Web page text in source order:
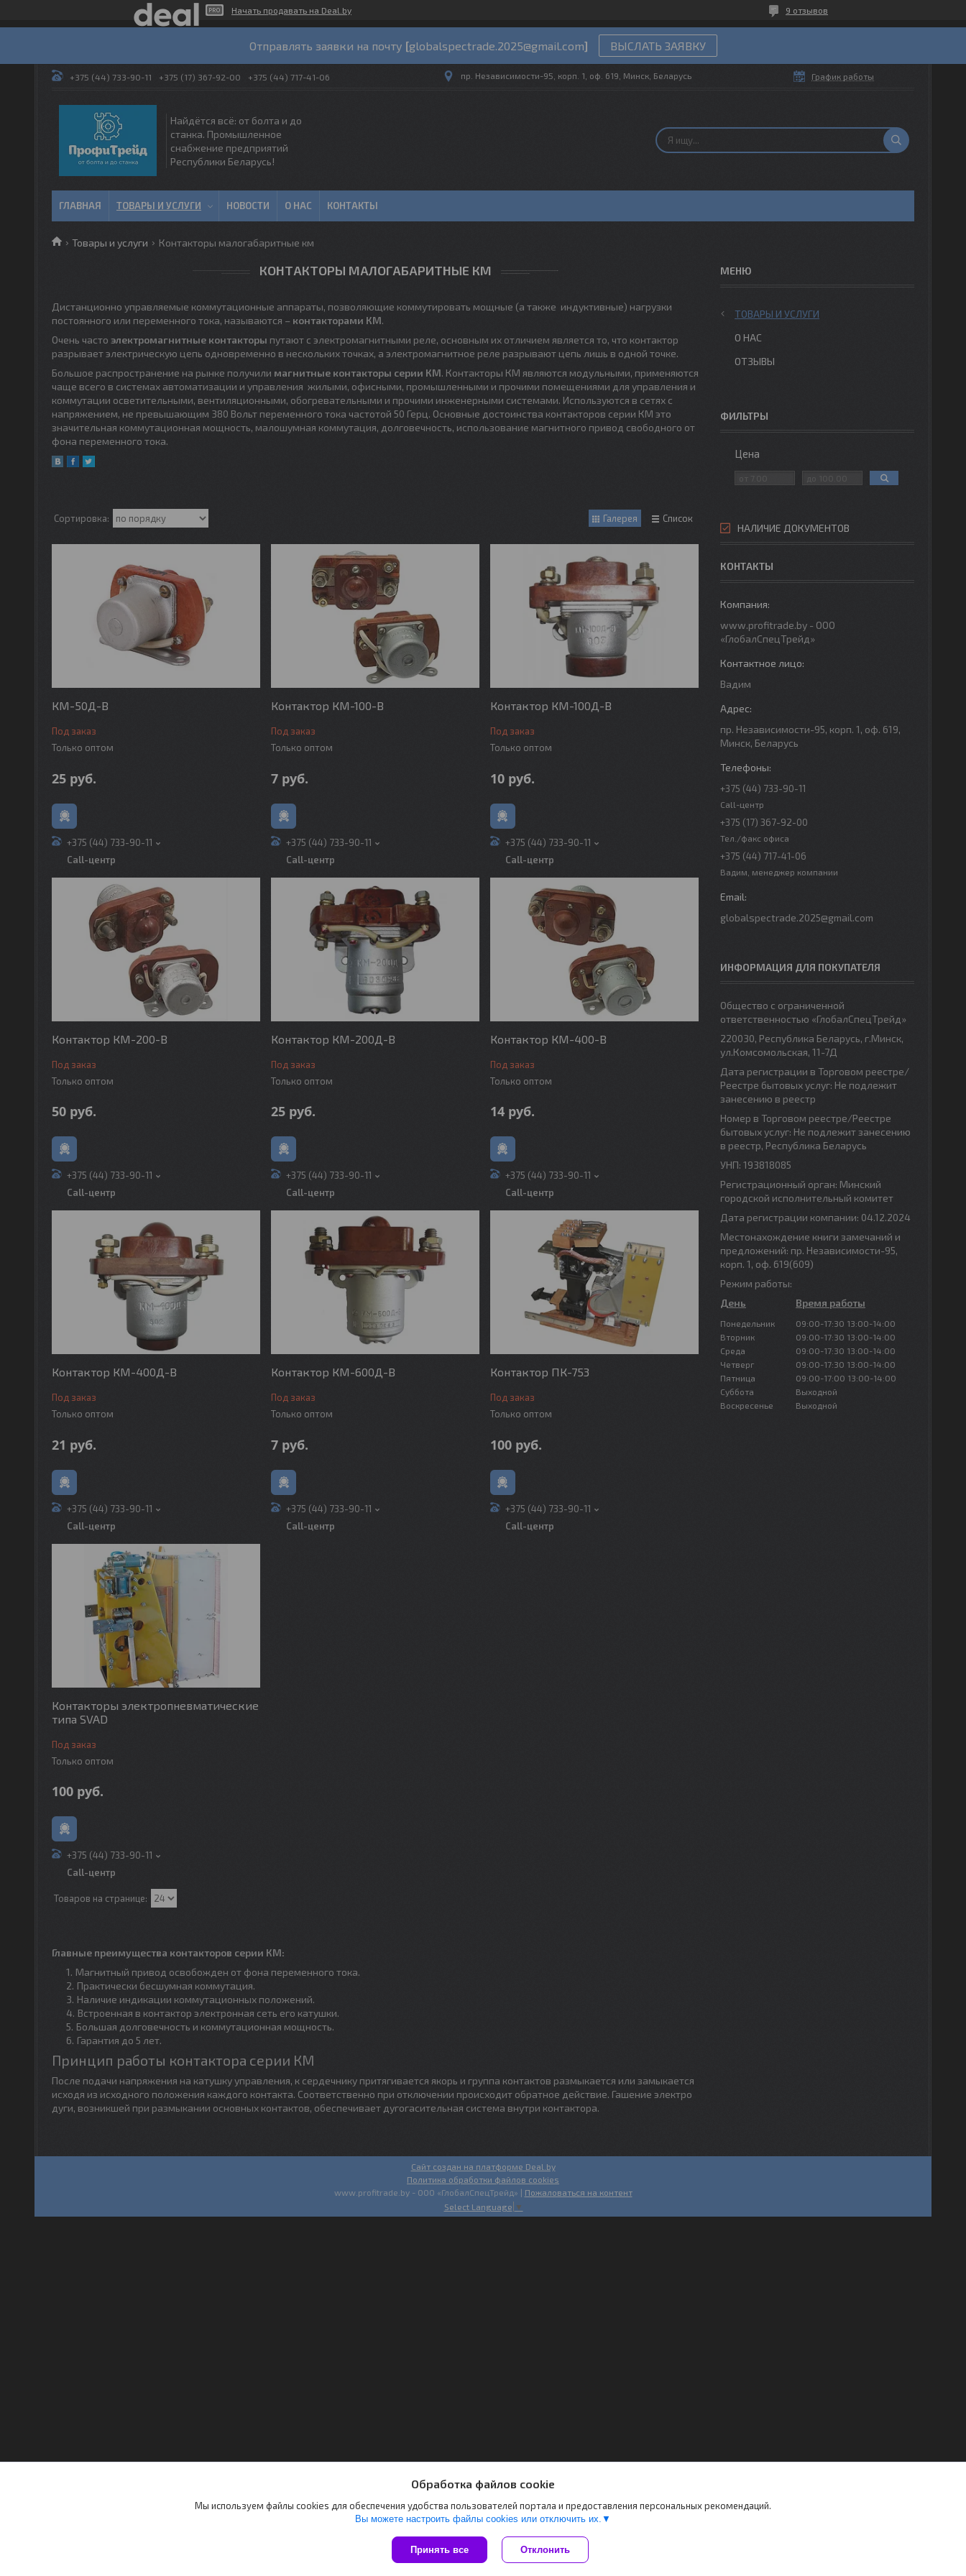
Начать продавать на Deal.by 9 отзывов
Отправлять заявки на почту [globalspectrade.2025@gmail.com] ВЫСЛАТЬ ЗАЯВКУ
+375 (44) 733-90-11 +375 (17) 367-92-00 +375 (44) 717-41-06 пр. Независимости-95, корп. 1, оф. 619, Минск, Беларусь График работы
Найдётся всё: от болта и до
станка. Промышленное
снабжение предприятий
Республики Беларусь!
ГЛАВНАЯ ТОВАРЫ И УСЛУГИ НОВОСТИ О НАС КОНТАКТЫ
Товары и услуги Контакторы малогабаритные км
КОНТАКТОРЫ МАЛОГАБАРИТНЫЕ КМ
Дистанционно управляемые коммутационные аппараты, позволяющие коммутировать мощные (а также индуктивные) нагрузки
постоянного или переменного тока, называются – контакторами КМ.
Очень часто электромагнитные контакторы путают с электромагнитными реле, основным их отличием является то, что контактор
разрывает электрическую цепь одновременно в нескольких точках, а электромагнитное реле разрывают цепь лишь в одной точке.
Большое распространение на рынке получили магнитные контакторы серии КМ. Контакторы КМ являются модульными, применяются
чаще всего в системах автоматизации и управления жилыми, офисными, промышленными и прочими помещениями для управления и
коммутации осветительными, вентиляционными, обогревательными и прочими инженерными системами. Используются в сетях с
напряжением, не превышающим 380 Вольт переменного тока частотой 50 Герц. Основные достоинства контакторов серии КМ это
значительная коммутационная мощность, малошумная коммутация, долговечность, использование магнитного привод свободного от
фона переменного тока.
Галерея Список
КМ-50Д-В
Под заказ
Только оптом
25 руб.
+375 (44) 733-90-11
Call-центр
Контактор КМ-100-В
Под заказ
Только оптом
7 руб.
+375 (44) 733-90-11
Call-центр
Контактор КМ-100Д-В
Под заказ
Только оптом
10 руб.
+375 (44) 733-90-11
Call-центр
Контактор КМ-200-В
Под заказ
Только оптом
50 руб.
+375 (44) 733-90-11
Call-центр
Контактор КМ-200Д-В
Под заказ
Только оптом
25 руб.
+375 (44) 733-90-11
Call-центр
Контактор КМ-400-В
Под заказ
Только оптом
14 руб.
+375 (44) 733-90-11
Call-центр
Контактор КМ-400Д-В
Под заказ
Только оптом
21 руб.
+375 (44) 733-90-11
Call-центр
Контактор КМ-600Д-В
Под заказ
Только оптом
7 руб.
+375 (44) 733-90-11
Call-центр
Контактор ПК-753
Под заказ
Только оптом
100 руб.
+375 (44) 733-90-11
Call-центр
Контакторы электропневматические
типа SVAD
Под заказ
Только оптом
100 руб.
+375 (44) 733-90-11
Call-центр
Главные преимущества контакторов серии КМ:
Магнитный привод освобожден от фона переменного тока.
Практически бесшумная коммутация.
Наличие индикации коммутационных положений.
Встроенная в контактор электронная сеть его катушки.
Большая долговечность и коммутационная мощность.
Гарантия до 5 лет.
Принцип работы контактора серии КМ
После подачи напряжения на катушку управления, к сердечнику притягивается якорь и группа контактов размыкается или замыкается
исходя из исходного положения каждого контакта. Соответственно при отключении происходит обратное действие. Гашение электро
дуги, возникшей при размыкании основных контактов, обеспечивает дугогасительная система внутри контактора.
ТОВАРЫ И УСЛУГИ
О НАС
ОТЗЫВЫ
ФИЛЬТРЫ
Цена
НАЛИЧИЕ ДОКУМЕНТОВ
КОНТАКТЫ
www.profitrade.by - ООО
«ГлобалСпецТрейд»
Вадим
пр. Независимости-95, корп. 1, оф. 619,
Минск, Беларусь
+375 (44) 733-90-11
Call-центр
+375 (17) 367-92-00
Тел./факс офиса
+375 (44) 717-41-06
Вадим, менеджер компании
globalspectrade.2025@gmail.com
ИНФОРМАЦИЯ ДЛЯ ПОКУПАТЕЛЯ
Общество с ограниченной
ответственностью «ГлобалСпецТрейд»
220030, Республика Беларусь, г.Минск,
ул.Комсомольская, 11-7Д
Дата регистрации в Торговом реестре/
Реестре бытовых услуг: Не подлежит
занесению в реестр
Номер в Торговом реестре/Реестре
бытовых услуг: Не подлежит занесению
в реестр, Республика Беларусь
УНП: 193818085
Регистрационный орган: Минский
городской исполнительный комитет
Дата регистрации компании: 04.12.2024
Местонахождение книги замечаний и
предложений: пр. Независимости-95,
корп. 1, оф. 619(609)
Режим работы:
День
Время работы
Понедельник 09:00-17:30 13:00-14:00
Вторник
09:00-17:30 13:00-14:00
Среда
09:00-17:30 13:00-14:00
Четверг
09:00-17:30 13:00-14:00
Пятница
09:00-17:00 13:00-14:00
Суббота
Выходной
Воскресенье
Выходной
Сайт создан на платформе Deal.by
Политика обработки файлов cookies
Обработка файлов cookie
Мы используем файлы cookies для обеспечения удобства пользователей портала и предоставления персональных рекомендаций.
Вы можете настроить файлы cookies или отключить их.
Принять все Отклонить
www.profitrade.by - ООО «ГлобалСпецТрейд» | Пожаловаться на контент
Select Language ▼